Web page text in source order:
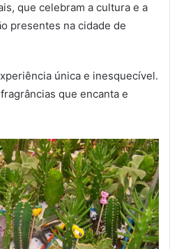
que celebram a cultura e a
presentes na cidade de
única e inesquecível.
que encanta e